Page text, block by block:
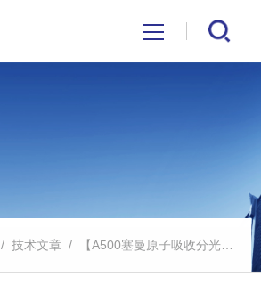
公司新闻
/技术文章 / 【A500塞曼原子吸收分光光度计应用案例】发酵用营养盐中铅元素含量的测定